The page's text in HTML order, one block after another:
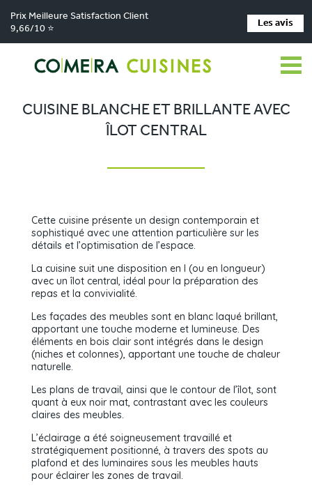
Prix Meilleure Satisfaction Client
9,66/10 ⭐
Les avis
Comera Cuisines > Nos magasins de cuisine > Cuisiniste LES HERBIERS >
Réalisations > Cuisine blanche et brillante avec îlot central
CUISINE BLANCHE ET BRILLANTE AVEC
ÎLOT CENTRAL
Cette cuisine présente un design contemporain et
sophistiqué avec une attention particulière sur les
détails et l’optimisation de l’espace.
La cuisine suit une disposition en I (ou en longueur)
avec un îlot central, idéal pour la préparation des
repas et la convivialité.
Les façades des meubles sont en blanc laqué brillant,
apportant une touche moderne et lumineuse. Des
éléments en bois clair sont intégrés dans le design
(niches et colonnes), apportant une touche de chaleur
naturelle.
Les plans de travail, ainsi que le contour de l’îlot, sont
quant à eux noir mat, contrastant avec les couleurs
claires des meubles.
L’éclairage a été soigneusement travaillé et
stratégiquement positionné, à travers des spots au
plafond et des luminaires sous les meubles hauts
pour éclairer les zones de travail.